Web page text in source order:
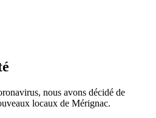
nous avons décidé de
locaux de Mérignac.